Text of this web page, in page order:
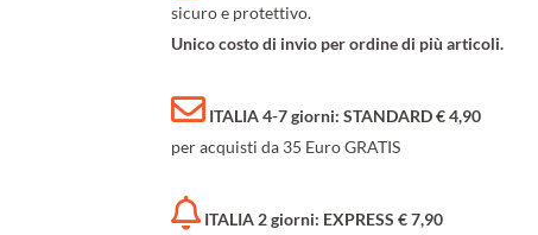
sicuro e protettivo.
Unico costo di invio per ordine di più articoli.
ITALIA 4-7 giorni: STANDARD € 4,90
per acquisti da 35 Euro GRATIS
ITALIA 2 giorni: EXPRESS € 7,90